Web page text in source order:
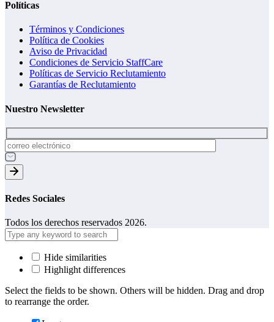
Políticas
Términos y Condiciones
Política de Cookies
Aviso de Privacidad
Condiciones de Servicio StaffCare
Políticas de Servicio Reclutamiento
Garantías de Reclutamiento
Nuestro Newsletter
Redes Sociales
Todos los derechos reservados 2026.
Hide similarities
Highlight differences
Select the fields to be shown. Others will be hidden. Drag and drop
to rearrange the order.